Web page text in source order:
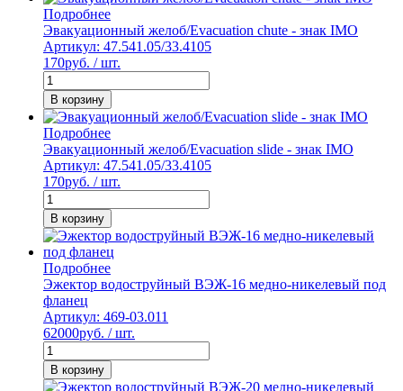
Подробнее
Эвакуационный желоб/Evacuation chute - знак IMO
Артикул: 47.541.05/33.4105
170руб. / шт.
В корзину
Подробнее
Эвакуационный желоб/Evacuation slide - знак IMO
Артикул: 47.541.05/33.4105
170руб. / шт.
В корзину
Подробнее
Эжектор водоструйный ВЭЖ-16 медно-никелевый под
фланец
Артикул: 469-03.011
62000руб. / шт.
В корзину